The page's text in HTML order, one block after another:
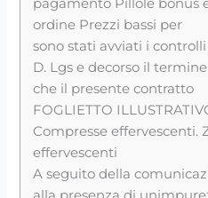
pagamento Pillole bonus
ordine Prezzi bassi per
sono stati avviati i
D. Lgs e decorso il
che il presente contratto
FOGLIETTO
Compresse effervescenti.
effervescenti
A seguito della